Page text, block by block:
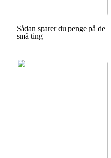
Sådan sparer du penge på de
små ting